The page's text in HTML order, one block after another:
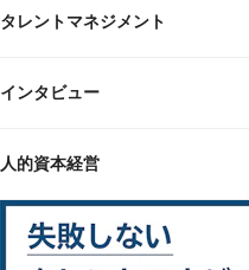
タレントマネジメント
インタビュー
人的資本経営